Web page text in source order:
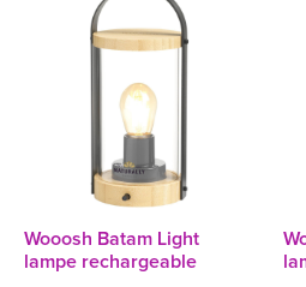
Wooosh Batam Light
lampe rechargeable